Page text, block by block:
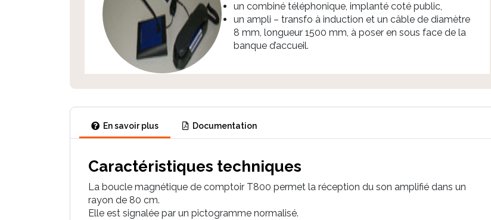
un combiné téléphonique, implanté coté public,
un ampli – transfo à induction et un câble de diamètre
8 mm, longueur 1500 mm, à poser en sous face de la
banque d’accueil.
En savoir plus Documentation
Caractéristiques techniques
La boucle magnétique de comptoir T800 permet la réception du son amplifié dans un
rayon de 80 cm.
Elle est signalée par un pictogramme normalisé.